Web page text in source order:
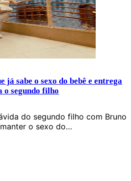
já sabe o sexo do bebê e entrega
o segundo filho
do segundo filho com Bruno
o sexo do…